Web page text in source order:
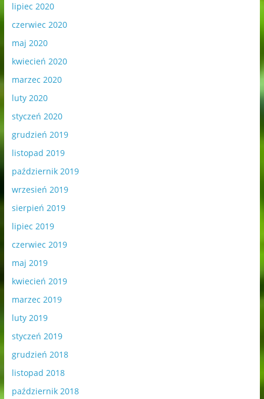
lipiec 2020
czerwiec 2020
maj 2020
kwiecień 2020
marzec 2020
luty 2020
styczeń 2020
grudzień 2019
listopad 2019
październik 2019
wrzesień 2019
sierpień 2019
lipiec 2019
czerwiec 2019
maj 2019
kwiecień 2019
marzec 2019
luty 2019
styczeń 2019
grudzień 2018
listopad 2018
październik 2018